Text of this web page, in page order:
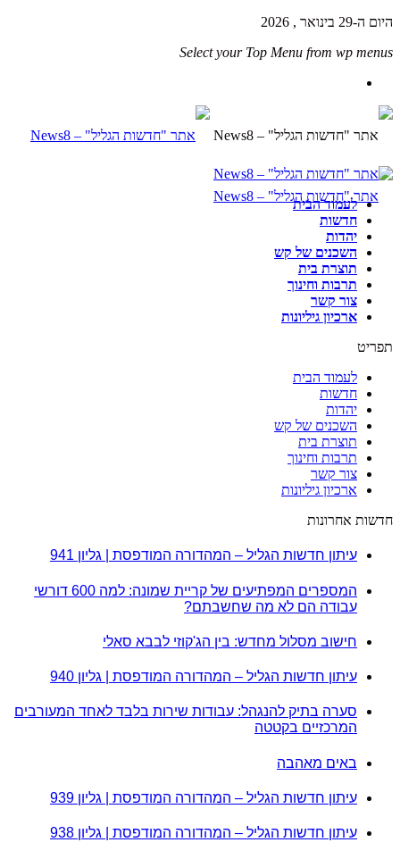
היום ה-29 בינואר , 2026
Select your Top Menu from wp menus
לעמוד הבית
חדשות
יהדות
השכנים של קש
תוצרת בית
תרבות וחינוך
צור קשר
ארכיון גיליונות
תפריט
לעמוד הבית
חדשות
יהדות
השכנים של קש
תוצרת בית
תרבות וחינוך
צור קשר
ארכיון גיליונות
חדשות אחרונות
עיתון חדשות הגליל – המהדורה המודפסת | גליון 941
המספרים המפתיעים של קריית שמונה: למה 600 דורשי
עבודה הם לא מה שחשבתם?
חישוב מסלול מחדש: בין הג'קוזי לבבא סאלי
עיתון חדשות הגליל – המהדורה המודפסת | גליון 940
סערה בתיק להנגהל: עבודות שירות בלבד לאחד המעורבים
המרכזיים בקטטה
באים מאהבה
עיתון חדשות הגליל – המהדורה המודפסת | גליון 939
עיתון חדשות הגליל – המהדורה המודפסת | גליון 938